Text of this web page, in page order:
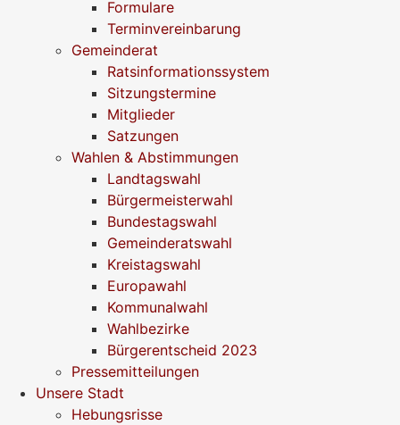
Formulare
Terminvereinbarung
Gemeinderat
Ratsinformationssystem
Sitzungstermine
Mitglieder
Satzungen
Wahlen & Abstimmungen
Landtagswahl
Bürgermeisterwahl
Bundestagswahl
Gemeinderatswahl
Kreistagswahl
Europawahl
Kommunalwahl
Wahlbezirke
Bürgerentscheid 2023
Pressemitteilungen
Unsere Stadt
Hebungsrisse